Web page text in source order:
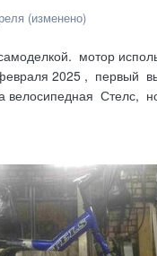
(изменено)
мотор
2025 , первый
велосипедная Стелс,